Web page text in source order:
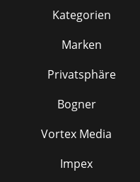
Kategorien
Marken
Privatsphäre
Bogner
Vortex Media
Impex